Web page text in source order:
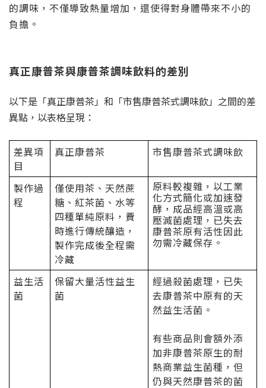
的調味，不僅導致熱量增加，還使得對身體帶來不小的
負擔。
真正康普茶與康普茶調味飲料的差別
以下是「真正康普茶」和「市售康普茶式調味飲」之間的差
異點，以表格呈現：
差異項
目
真正康普茶 市售康普茶式調味飲
製作過
程
僅使用茶、天然蔗
糖、紅茶菌、水等
四種單純原料，費
時進行傳統釀造，
製作完成後全程需
冷藏
原料較複雜，以工業
化方式簡化或加速發
酵，成品經高溫或高
壓滅菌處理，已失去
康普茶原有活性因此
勿需冷藏保存。
益生活
菌
保留大量活性益生
菌
經過殺菌處理，已失
去康普茶中原有的天
然益生活菌。
有些商品則會額外添
加非康普茶原生的耐
熱商業益生菌種，但
仍與天然康普茶的菌